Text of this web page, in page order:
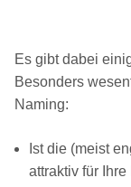
Es gibt dabei
Besonders
Naming:
Ist die (meist
attraktiv für